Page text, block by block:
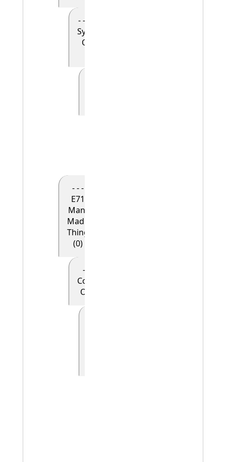
- - - - E90
Symbolic
Object
- - -
E71
Man-
Made
Thing
(0)
- - - - E28
Conceptual
Object (0)